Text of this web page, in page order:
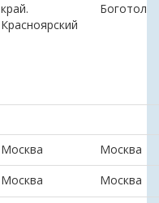
край.
Красноярский
Боготол
Москва
Москва
Москва
Москва